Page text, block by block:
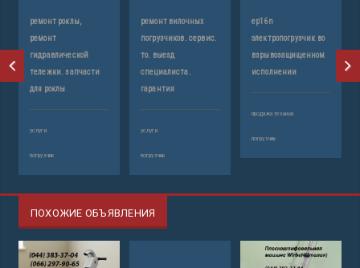
ремонт роклы,
ремонт
гидравлической
тележки. запчасти
для роклы
услуги
погрузчик
ремонт вилочных
погрузчиков. сервис.
то. выезд
специалиста.
гарантия
услуги
погрузчик
ep16n
электропогрузчик во
взрывозащищенном
исполнении
продажа техники
погрузчик
ПОХОЖИЕ ОБЪЯВЛЕНИЯ